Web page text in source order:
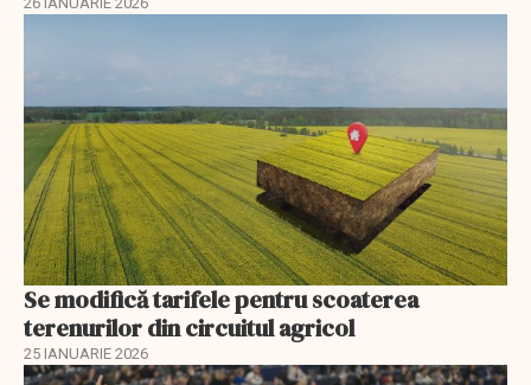
Se modifică tarifele pentru scoaterea
terenurilor din circuitul agricol
25 IANUARIE 2026